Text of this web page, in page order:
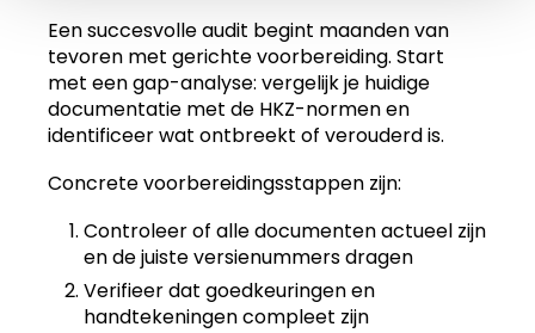
Een succesvolle audit begint maanden van
tevoren met gerichte voorbereiding. Start
met een gap-analyse: vergelijk je huidige
documentatie met de HKZ-normen en
identificeer wat ontbreekt of verouderd is.
Concrete voorbereidingsstappen zijn:
Controleer of alle documenten actueel zijn
en de juiste versienummers dragen
Verifieer dat goedkeuringen en
handtekeningen compleet zijn